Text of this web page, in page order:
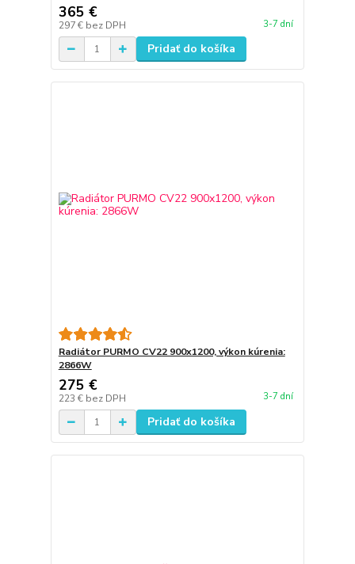
365 €
297 € bez DPH 3-7 dní
Pridať do košíka
Radiátor PURMO CV22 900x1200, výkon kúrenia:
2866W
275 €
223 € bez DPH 3-7 dní
Pridať do košíka